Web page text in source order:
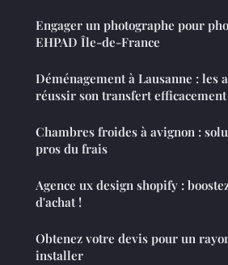
Engager un photographe pour
EHPAD Île-de-France
Déménagement à Lausanne : les
réussir son transfert efficacement
Chambres froides à avignon :
pros du frais
Agence ux design shopify :
d'achat !
Obtenez votre devis pour un
installer